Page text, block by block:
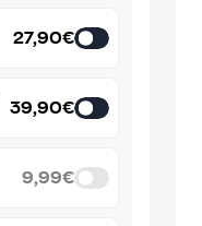
27,90€
39,90€
9,99€